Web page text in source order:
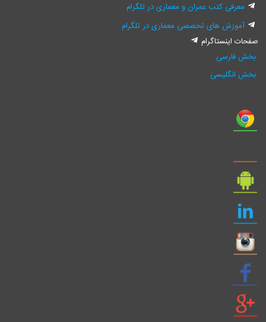
معرفی کتب عمران و معماری در تلگرام
آموزش های تخصصی معماری در تلگرام
صفحات اینستاگرام
بخش فارسی
بخش انگلیسی